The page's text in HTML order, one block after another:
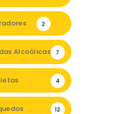
2
Alcoólicas 7
4
12